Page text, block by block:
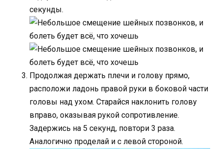
секунды.
Продолжая держать плечи и голову прямо,
расположи ладонь правой руки в боковой части
головы над ухом. Старайся наклонить голову
вправо, оказывая рукой сопротивление.
Задержись на 5 секунд, повтори 3 раза.
Аналогично проделай и с левой стороной.